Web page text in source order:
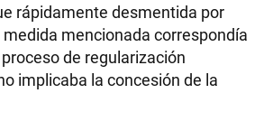
rápidamente desmentida por
mencionada correspondía
de regularización
implicaba la concesión de la